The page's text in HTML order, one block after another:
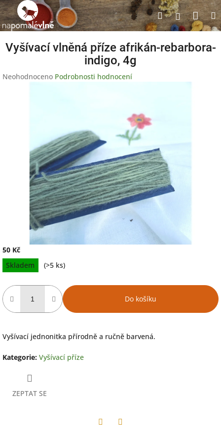
Přejít
na
obsah
Hledat
Vyšívací vlněná příze afrikán-rebarbora-
indigo, 4g
Průměrné
hvězdiček.
Neohodnoceno Podrobnosti hodnocení
50 Kč
Měrná
cena:
Skladem (>5 ks)
Do košíku
Vyšívací jednonitka přírodně a ručně barvená.
Kategorie: Vyšívací příze
ZEPTAT SE